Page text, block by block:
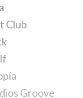
Club
Groove